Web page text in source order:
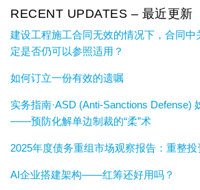
RECENT UPDATES – 最近更新
建设工程施工合同无效的情况下，合同中
定是否仍可以参照适用？
如何订立一份有效的遗嘱
实务指南·ASD (Anti-Sanctions Defense)
——预防化解单边制裁的“柔”术
2025年度债务重组市场观察报告：重整投
AI企业搭建架构——红筹还好用吗？